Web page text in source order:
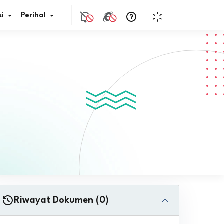
JDIH
Perihal
Riwayat Dokumen (0)